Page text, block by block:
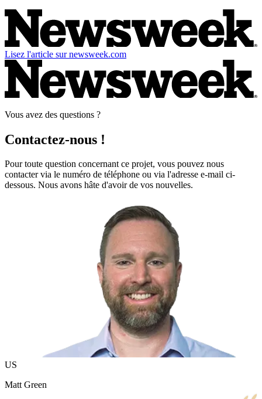
Lisez l'article sur newsweek.com
Vous avez des questions ?
Contactez-nous !
Pour toute question concernant ce projet, vous pouvez nous
contacter via le numéro de téléphone ou via l'adresse e-mail ci-
dessous. Nous avons hâte d'avoir de vos nouvelles.
US
Matt Green